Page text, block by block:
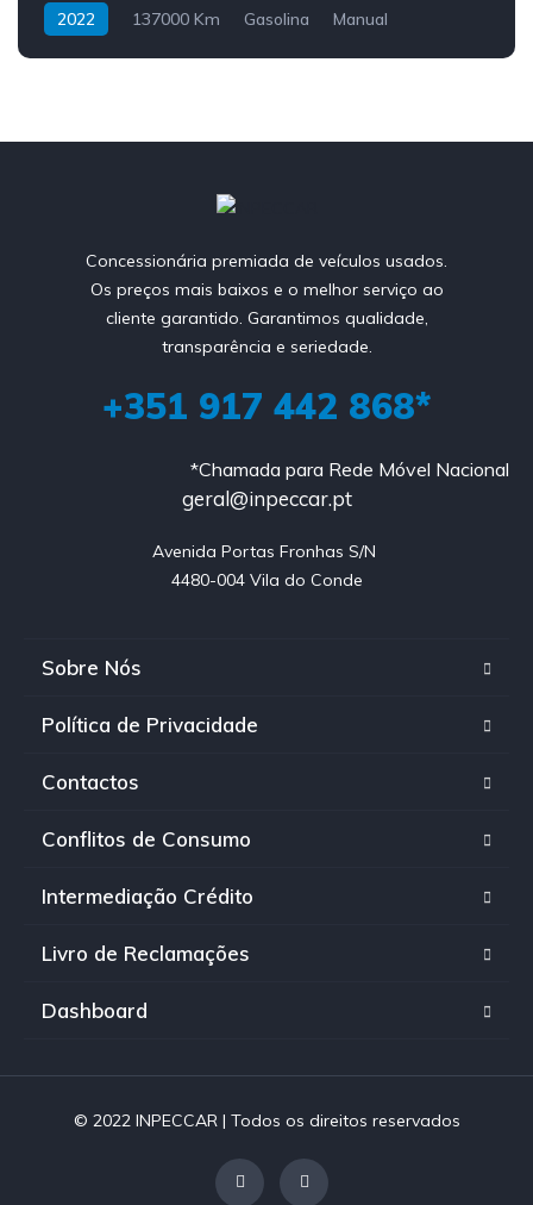
2022 137000 Km Gasolina Manual
Concessionária premiada de veículos usados.
Os preços mais baixos e o melhor serviço ao
cliente garantido. Garantimos qualidade,
transparência e seriedade.
+351 917 442 868*
*Chamada para Rede Móvel Nacional
geral@inpeccar.pt
Avenida Portas Fronhas S/N
4480-004 Vila do Conde
Sobre Nós
Política de Privacidade
Contactos
Conflitos de Consumo
Intermediação Crédito
Livro de Reclamações
Dashboard
© 2022 INPECCAR | Todos os direitos reservados